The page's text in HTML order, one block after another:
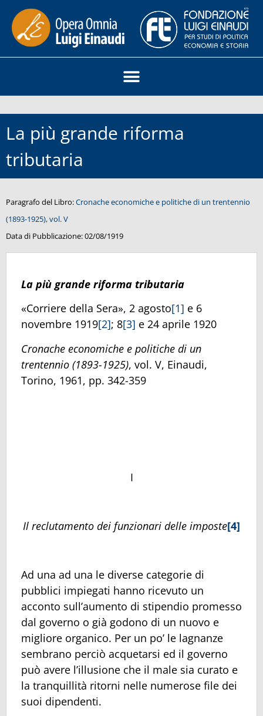
La più grande riforma
tributaria
Paragrafo del Libro:Cronache economiche e politiche di un trentennio
(1893-1925), vol. V
Data di Pubblicazione:02/08/1919
La più grande riforma tributaria
«Corriere della Sera», 2 agosto[1] e 6
novembre 1919[2]; 8[3] e 24 aprile 1920
Cronache economiche e politiche di un
trentennio (1893-1925), vol. V, Einaudi,
Torino, 1961, pp. 342-359
I
Il reclutamento dei funzionari delle imposte[4]
Ad una ad una le diverse categorie di
pubblici impiegati hanno ricevuto un
acconto sull’aumento di stipendio promesso
dal governo o già godono di un nuovo e
migliore organico. Per un po’ le lagnanze
sembrano perciò acquetarsi ed il governo
può avere l’illusione che il male sia curato e
la tranquillità ritorni nelle numerose file dei
suoi dipendenti.